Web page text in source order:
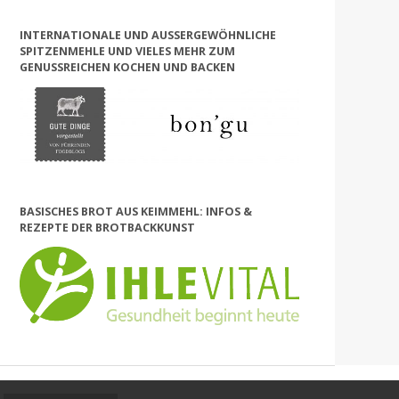
INTERNATIONALE UND AUSSERGEWÖHNLICHE S
PITZENMEHLE UND VIELES MEHR ZUM G
ENUSSREICHEN KOCHEN UND BACKEN
BASISCHES BROT AUS KEIMMEHL: INFOS &
REZEPTE DER BROTBACKKUNST